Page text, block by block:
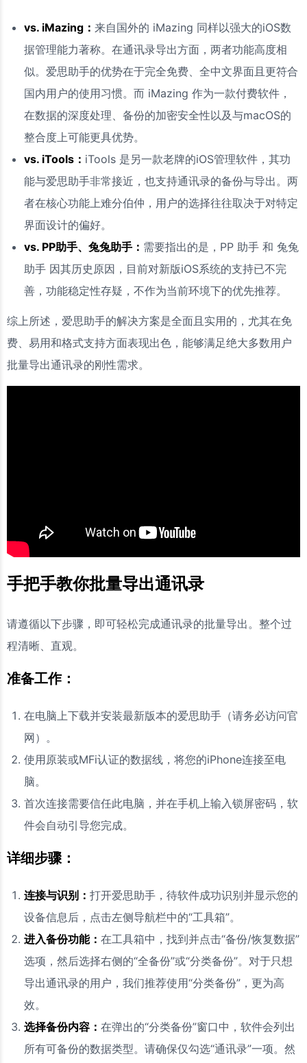
vs. iMazing： 来自国外的 iMazing 同样以强大的iOS数
据管理能力著称。在通讯录导出方面，两者功能高度相
似。爱思助手的优势在于完全免费、全中文界面且更符合
国内用户的使用习惯。而 iMazing 作为一款付费软件，
在数据的深度处理、备份的加密安全性以及与macOS的
整合度上可能更具优势。
vs. iTools： iTools 是另一款老牌的iOS管理软件，其功
能与爱思助手非常接近，也支持通讯录的备份与导出。两
者在核心功能上难分伯仲，用户的选择往往取决于对特定
界面设计的偏好。
vs. PP助手、兔兔助手： 需要指出的是，PP 助手 和 兔兔
助手 因其历史原因，目前对新版iOS系统的支持已不完
善，功能稳定性存疑，不作为当前环境下的优先推荐。
综上所述，爱思助手的解决方案是全面且实用的，尤其在免
费、易用和格式支持方面表现出色，能够满足绝大多数用户
批量导出通讯录的刚性需求。
手把手教你批量导出通讯录
请遵循以下步骤，即可轻松完成通讯录的批量导出。整个过
程清晰、直观。
准备工作：
在电脑上下载并安装最新版本的爱思助手（请务必访问官
网）。
使用原装或MFi认证的数据线，将您的iPhone连接至电
脑。
首次连接需要信任此电脑，并在手机上输入锁屏密码，软
件会自动引导您完成。
详细步骤：
连接与识别： 打开爱思助手，待软件成功识别并显示您的
设备信息后，点击左侧导航栏中的“工具箱”。
进入备份功能： 在工具箱中，找到并点击“备份/恢复数据”
选项，然后选择右侧的“全备份”或“分类备份”。对于只想
导出通讯录的用户，我们推荐使用“分类备份”，更为高
效。
选择备份内容： 在弹出的“分类备份”窗口中，软件会列出
所有可备份的数据类型。请确保仅勾选“通讯录”一项。然